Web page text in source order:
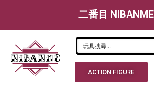
二番目 NIBANME
ACTION FIGURE